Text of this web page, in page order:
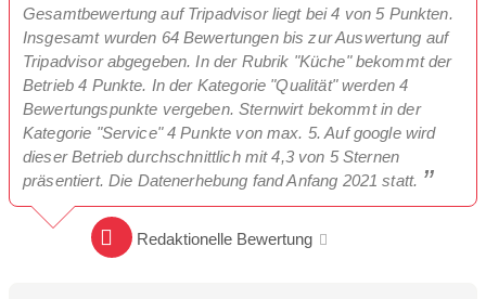
Gesamtbewertung auf Tripadvisor liegt bei 4 von 5 Punkten.
Insgesamt wurden 64 Bewertungen bis zur Auswertung auf
Tripadvisor abgegeben. In der Rubrik "Küche" bekommt der
Betrieb 4 Punkte. In der Kategorie "Qualität" werden 4
Bewertungspunkte vergeben. Sternwirt bekommt in der
Kategorie "Service" 4 Punkte von max. 5. Auf google wird
dieser Betrieb durchschnittlich mit 4,3 von 5 Sternen
präsentiert. Die Datenerhebung fand Anfang 2021 statt.
Redaktionelle Bewertung